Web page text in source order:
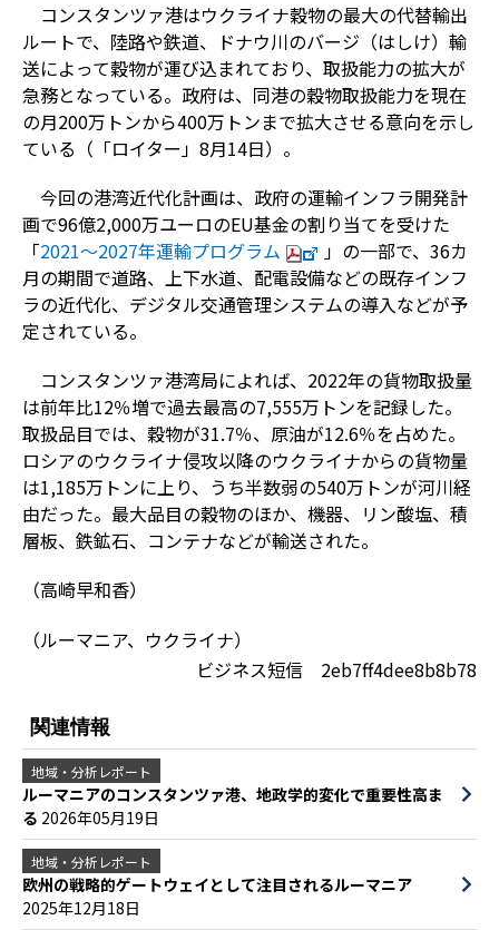
コンスタンツァ港はウクライナ穀物の最大の代替輸出
ルートで、陸路や鉄道、ドナウ川のバージ（はしけ）輸
送によって穀物が運び込まれており、取扱能力の拡大が
急務となっている。政府は、同港の穀物取扱能力を現在
の月200万トンから400万トンまで拡大させる意向を示し
ている（「ロイター」8月14日）。
今回の港湾近代化計画は、政府の運輸インフラ開発計
画で96億2,000万ユーロのEU基金の割り当てを受けた
「2021～2027年運輸プログラム
」の一部で、36カ
月の期間で道路、上下水道、配電設備などの既存インフ
ラの近代化、デジタル交通管理システムの導入などが予
定されている。
コンスタンツァ港湾局によれば、2022年の貨物取扱量
は前年比12％増で過去最高の7,555万トンを記録した。
取扱品目では、穀物が31.7％、原油が12.6％を占めた。
ロシアのウクライナ侵攻以降のウクライナからの貨物量
は1,185万トンに上り、うち半数弱の540万トンが河川経
由だった。最大品目の穀物のほか、機器、リン酸塩、積
層板、鉄鉱石、コンテナなどが輸送された。
（高崎早和香）
（ルーマニア、ウクライナ）
ビジネス短信 2eb7ff4dee8b8b78
関連情報
地域・分析レポート
ルーマニアのコンスタンツァ港、地政学的変化で重要性高ま
る 2026年05月19日
地域・分析レポート
欧州の戦略的ゲートウェイとして注目されるルーマニア
2025年12月18日